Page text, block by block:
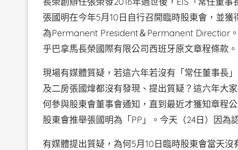
張國明在今年5月10日自行召開臨時股東會，並
為Permanent President＆Permanent Directior
乎巴拿馬長榮國際有限公司西班牙原文章程條款。
現場有媒體質疑，若這六年若沒有「常任董事長
及二房張國煒都沒有發現、提出質疑？這六年大
何參與股東會董事會通知，直到最近才獲知章程
股東會推舉張國明為「PP」。今天（24日）因為
有媒體提出質疑，為何5月10日臨時股東會當天